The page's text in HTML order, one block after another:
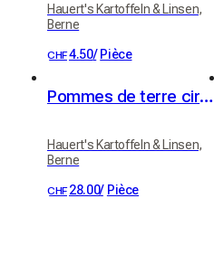
Hauert's Kartoffeln & Linsen,
Berne
CHF4.50/ Pièce
Pommes de terre cireuses 20kg
Hauert's Kartoffeln & Linsen,
Berne
CHF 28.00/ Pièce